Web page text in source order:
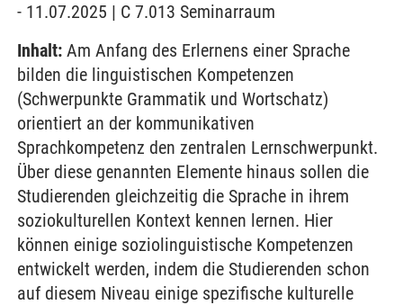
- 11.07.2025 | C 7.013 Seminarraum
Inhalt: Am Anfang des Erlernens einer Sprache
bilden die linguistischen Kompetenzen
(Schwerpunkte Grammatik und Wortschatz)
orientiert an der kommunikativen
Sprachkompetenz den zentralen Lernschwerpunkt.
Über diese genannten Elemente hinaus sollen die
Studierenden gleichzeitig die Sprache in ihrem
soziokulturellen Kontext kennen lernen. Hier
können einige soziolinguistische Kompetenzen
entwickelt werden, indem die Studierenden schon
auf diesem Niveau einige spezifische kulturelle